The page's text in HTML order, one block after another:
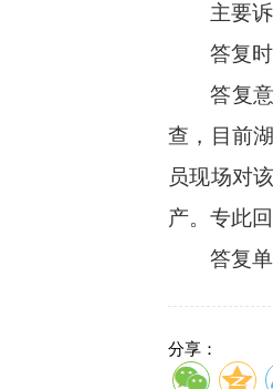
主要诉
答复时
答复意
查，目前
员现场对
产。专此回
答复
分享：